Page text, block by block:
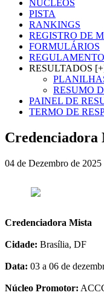
NÚCLEOS
PISTA
RANKINGS
REGISTRO DE
FORMULÁRIOS
RESULTADOS
RESUMO
PAINEL DE
TERMO DE
04 de Dezembro de 2025
Credenciadora Mista
Cidade: Brasília, DF
Data: 03 a 06 de
Núcleo Promotor: